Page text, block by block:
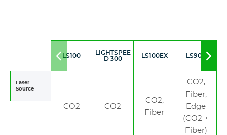
Move
LS100
LIGHTSPEE
D 300
LS100EX LS900
Laser
Source
CO2 CO2
CO2,
Fiber
CO2,
Fiber,
Edge
(CO2 +
Fiber)